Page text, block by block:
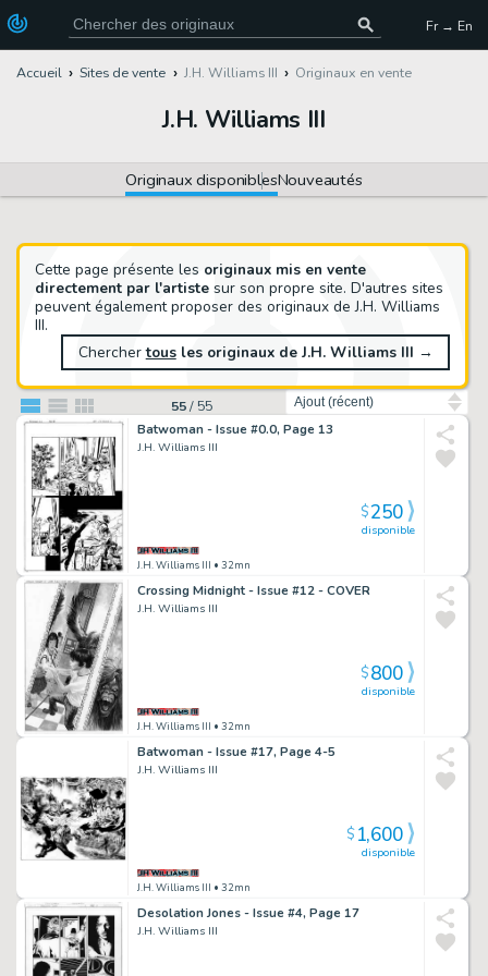
Fr → En
Accueil Sites de vente J.H. Williams III Originaux en vente
J.H. Williams III
Originaux disponiblesNouveautés
55/ 55
Cette page présente les originaux mis en vente
directement par l'artistesur son propre site. D'autres sites
peuvent également proposer des originaux de J.H. Williams
III.
Cherchertousles originaux de J.H. Williams III →
Batwoman - Issue #0.0, Page 13
J.H. Williams III
J.H. Williams III • 32mn
disponible
$250
Crossing Midnight - Issue #12 - COVER
J.H. Williams III
J.H. Williams III • 32mn
disponible
$800
Batwoman - Issue #17, Page 4-5
J.H. Williams III
J.H. Williams III • 32mn
disponible
$1,600
Desolation Jones - Issue #4, Page 17
J.H. Williams III